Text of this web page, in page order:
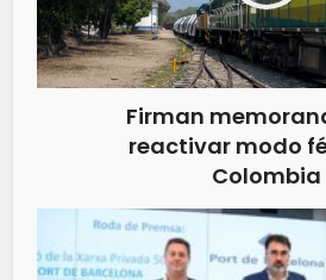
Firman
reactivar modo
Colombia